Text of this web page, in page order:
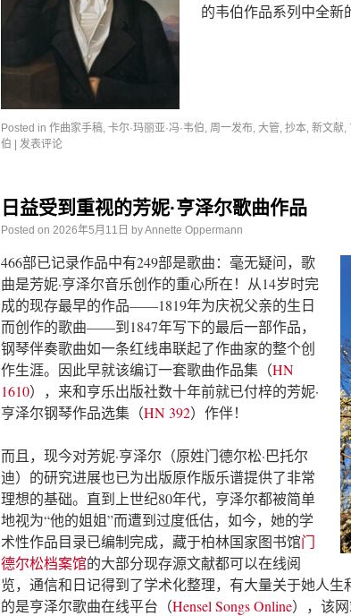
的韦伯作品系列中全新
Posted in 作曲家手稿, 卡尔·玛丽亚·冯·韦伯 , 周一发布, 大管, 抄本, 新文献,
伯
发表评论
日益受到重视的芳妮·亨泽尔歌曲作品
Posted on 2026年5月11日 byAnnette Oppermann
466部已记录作品中有249部是歌曲：毫无疑问，歌
曲是芳妮·亨泽尔音乐创作的重心所在！从14岁时完
成的现存最早的作品——1819年为庆祝父亲的生日
而创作的歌曲——到1847年写下的最后一部作品，
钢琴伴奏歌曲如一条红线串联起了作曲家的整个创
作生涯。因此早就该编订一套歌曲作品集（HN
1610），来和亨乐出版社数十年前就已付梓的芳妮·
亨泽尔钢琴作品选集（HN 392）作伴！
而且，现今对芳妮·亨泽尔（原姓门德尔松·巴托尔
迪）的研究进展也已为出版原作版乐谱提供了非常
理想的基础。直到上世纪80年代，亨泽尔都被简单
地视为“他的姐姐”而遭到过度低估，如今，她的学
术性作品目录已编制完成，藏于柏林国家图书馆门
德尔松档案馆的大部分现存源文献都可以在线阅
览，通信和日记得到了学术化整理，有大量关于她人
的是亨泽尔歌曲在线平台（Hensel Songs Online），该